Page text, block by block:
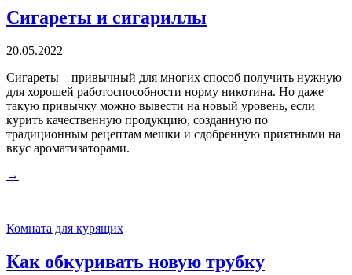
Сигареты и сигариллы
20.05.2022
Сигареты – привычный для многих способ получить нужную
для хорошей работоспособности норму никотина. Но даже
такую привычку можно вывести на новый уровень, если
курить качественную продукцию, созданную по
традиционным рецептам мешки и сдобренную приятными на
вкус ароматизаторами.
→
Комната для курящих
Как обкуривать новую трубку